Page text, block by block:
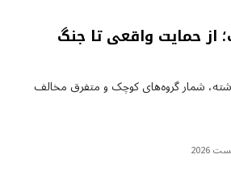
از حمایت واقعی تا جنگ
شمار گروه‌های کوچک و متفرق مخالف